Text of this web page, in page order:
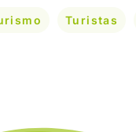
Turistas